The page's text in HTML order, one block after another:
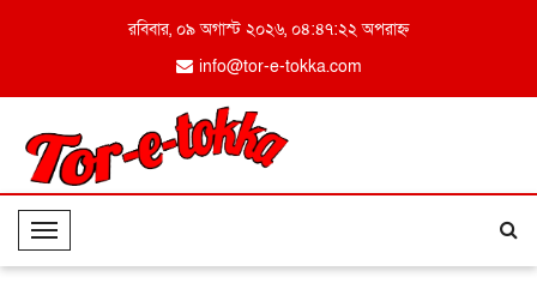
রবিবার, ০৯ অগাস্ট ২০২৬, ০৪:৪৭:২২ অপরাহ্ন
info@tor-e-tokka.com
T
o